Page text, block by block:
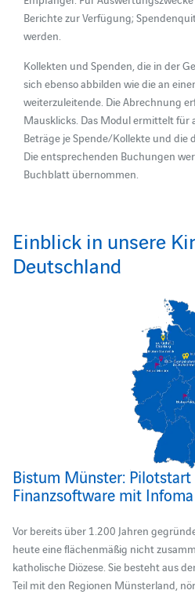
Berichte zur Verfügung;
werden.
Kollekten und Spenden, die in der
sich ebenso abbilden wie die an
weiterzuleitende. Die Abrechnung
Mausklicks. Das Modul ermittelt für
Beträge je Spende/Kollekte und die
Die entsprechenden Buchungen
Buchblatt übernommen.
Einblick in unsere
Deutschland
Bistum Münster: Pilotstart
Finanzsoftware mit
Vor bereits über 1.200 Jahren
heute eine flächenmäßig nicht
katholische Diözese. Sie besteht aus
Teil mit den Regionen Münsterland,